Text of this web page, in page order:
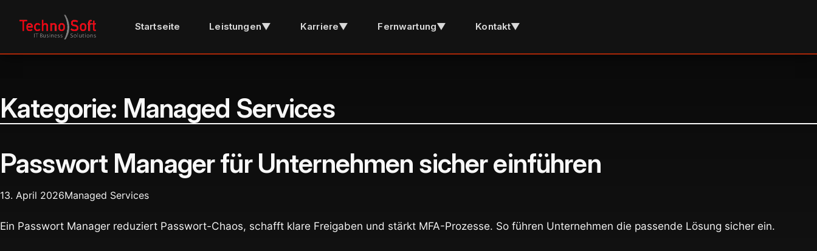
Startseite Leistungen▼ Karriere▼ Fernwartung▼ Kontakt▼
Kategorie: Managed Services
Passwort Manager für Unternehmen sicher einführen
13. April 2026Managed Services
Ein Passwort Manager reduziert Passwort-Chaos, schafft klare Freigaben und stärkt MFA-Prozesse. So führen Unternehmen die passende Lösung sicher ein.